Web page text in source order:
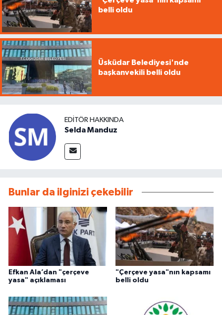
belli oldu
Üsküdar Belediyesi'nde
başkanvekili belli oldu
EDITÖR HAKKINDA
Selda Manduz
Bunlar da ilginizi çekebilir
Efkan Ala’dan "çerçeve
yasa" açıklaması
"Çerçeve yasa"nın kapsamı
belli oldu